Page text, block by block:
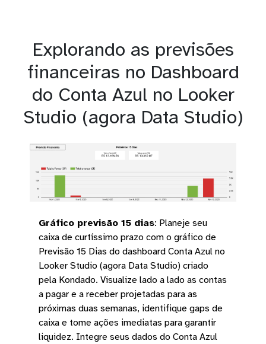
Explorando as previsões
financeiras no Dashboard
do Conta Azul no Looker
Studio (agora Data Studio)
Gráfico previsão 15 dias: Planeje seu
caixa de curtíssimo prazo com o gráfico de
Previsão 15 Dias do dashboard Conta Azul no
Looker Studio (agora Data Studio) criado
pela Kondado. Visualize lado a lado as contas
a pagar e a receber projetadas para as
próximas duas semanas, identifique gaps de
caixa e tome ações imediatas para garantir
liquidez. Integre seus dados do Conta Azul